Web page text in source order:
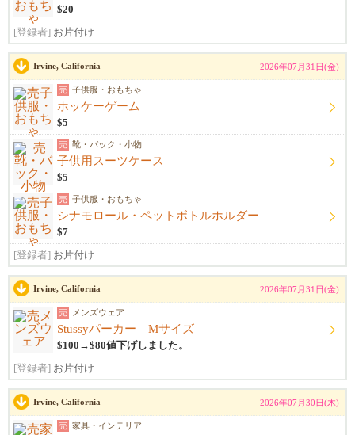
$20
[登録者] お片付け
Irvine, California 2026年07月31日(金)
売 子供服・おもちゃ
ホッケーゲーム
$5
売 靴・バック・小物
子供用スーツケース
$5
売 子供服・おもちゃ
シナモロール・ペットボトルホルダー
$7
[登録者] お片付け
Irvine, California 2026年07月31日(金)
売 メンズウェア
Stussyパーカー Mサイズ
$100→$80値下げしました。
[登録者] お片付け
Irvine, California 2026年07月30日(木)
売 家具・インテリア